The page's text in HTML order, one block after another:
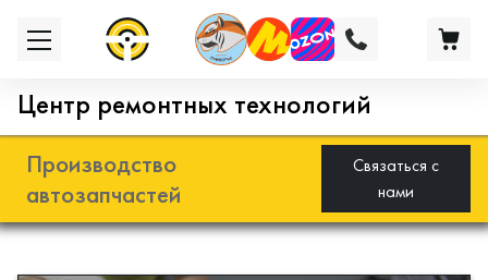
Центр ремонтных технологий
Производство
автозапчастей
Связаться с
нами